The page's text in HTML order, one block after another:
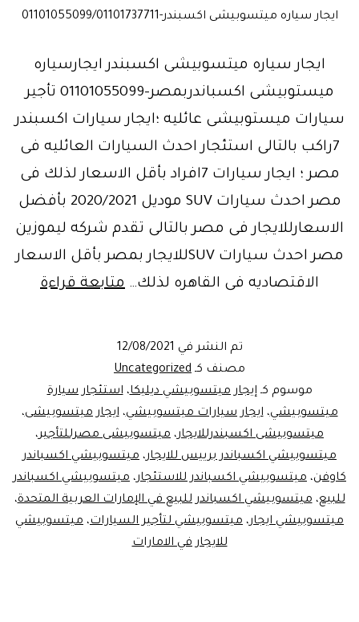
ايجار سياره ميتسوبيشى اكسبندر-01101055099/01101737711
ايجار سياره ميتسوبيشى اكسبندر ايجارسياره
ميستوبيشى اكسباندربمصر-01101055099 تأجير
سيارات ميستوبيشى عائليه ؛ايجار سيارات اكسبندر
7راكب بالتالى استئجار احدث السيارات العائليه فى
مصر ؛ ايجار سيارات 7افراد بأقل الاسعار لذلك فى
مصر احدث سيارات SUV موديل 2020/2021 بأفضل
الاسعارللايجار فى مصر بالتالى تقدم شركه ليموزين
مصر احدث سيارات SUVللايجار بمصر بأقل الاسعار
الاقتصاديه فى القاهره لذلك… متابعة قراءة
للايجار
تم النشر في 12/08/2021
مصنف كـ Uncategorized
موسوم كـإيجار ميتسوبيشي ديليكا،استئجار سيارة
ميتسوبيشي،ايجار سيارات ميتسوبيشي،ايجار ميتسوبيشى،
ميتسوبيشى اكسبندرللايجار، ميتسوبيشى مصرللتأجير،
ميتسوبيشي اكسباندر برييس للايجار، ميتسوبيشي اكسباندر
كاوفن، ميتسوبيشي اكسباندر للاستئجار، ميتسوبيشي اكسباندر
للبيع،ميتسوبيشي اكسباندر للبيع في الإمارات العربية المتحدة،
ميتسوبيشي ايجار، ميتسوبيشي لتأجير السيارات، ميتسوبيشي
للايجار في الامارات